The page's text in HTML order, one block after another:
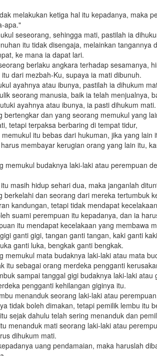
melakukan ketiga hal itu kepadanya, maka
apa."
seseorang, sehingga mati, pastilah ia
itu tidak disengaja, melainkan
ke mana ia dapat lari.
berlaku angkara terhadap sesamanya,
dari mezbah-Ku, supaya ia mati dibunuh.
ayahnya atau ibunya, pastilah ia dihukum
seorang manusia, baik ia telah menjualnya,
ayahnya atau ibunya, ia pasti dihukum mati.
bertengkar dan yang seorang memukul yang
tetapi terpaksa berbaring di tempat tidur,
itu bebas dari hukuman, jika yang
membayar kerugian orang yang lain itu,
memukul budaknya laki-laki atau perempuan
masih hidup sehari dua, maka janganlah
berkelahi dan seorang dari mereka tertumbuk
kandungan, tetapi tidak mendapat
suami perempuan itu kepadanya, dan ia
itu mendapat kecelakaan yang membawa
ganti gigi, tangan ganti tangan, kaki ganti
ganti luka, bengkak ganti bengkak.
memukul mata budaknya laki-laki atau mata
itu sebagai orang merdeka pengganti
sampai tanggal gigi budaknya laki-laki
pengganti kehilangan giginya itu.
menanduk seorang laki-laki atau
tidak boleh dimakan, tetapi pemilik lembu itu
sejak dahulu telah sering menanduk dan
menanduk mati seorang laki-laki atau
dihukum mati.
uang pendamaian, maka haruslah